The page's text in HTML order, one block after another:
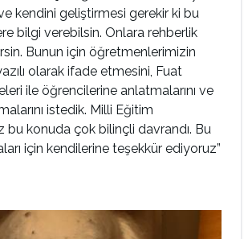
kendini geliştirmesi gerekir ki bu
bilgi verebilsin. Onlara rehberlik
Bunun için öğretmenlerimizin
olarak ifade etmesini, Fuat
ile öğrencilerine anlatmalarını ve
istedik. Milli Eğitim
bu konuda çok bilinçli davrandı. Bu
için kendilerine teşekkür ediyoruz”